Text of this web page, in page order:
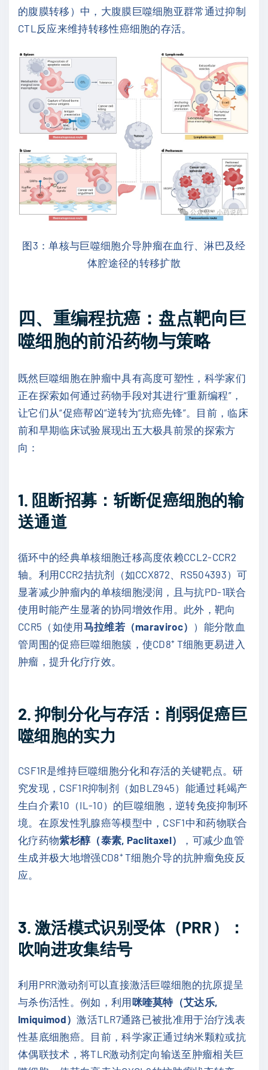
的腹膜转移）中，大腹膜巨噬细胞亚群常通过抑制
CTL反应来维持转移性癌细胞的存活。
图3：单核与巨噬细胞介导肿瘤在血行、淋巴及经
体腔途径的转移扩散
四、重编程抗癌：盘点靶向巨
噬细胞的前沿药物与策略
既然巨噬细胞在肿瘤中具有高度可塑性，科学家们
正在探索如何通过药物手段对其进行“重新编程”，
让它们从“促癌帮凶”逆转为“抗癌先锋”。目前，临床
前和早期临床试验展现出五大极具前景的探索方
向：
1. 阻断招募：斩断促癌细胞的输
送通道
循环中的经典单核细胞迁移高度依赖CCL2-CCR2
轴。利用CCR2拮抗剂（如CCX872、RS504393）可
显著减少肿瘤内的单核细胞浸润，且与抗PD-1联合
使用时能产生显著的协同增效作用。此外，靶向
CCR5（如使用马拉维若（maraviroc） ）能分散血
管周围的促癌巨噬细胞簇，使CD8⁺ T细胞更易进入
肿瘤，提升化疗疗效。
2. 抑制分化与存活：削弱促癌巨
噬细胞的实力
CSF1R是维持巨噬细胞分化和存活的关键靶点。研
究发现，CSF1R抑制剂（如BLZ945）能通过耗竭产
生白介素10（IL-10）的巨噬细胞，逆转免疫抑制环
境。在原发性乳腺癌等模型中，CSF1中和药物联合
化疗药物紫杉醇（泰素, Paclitaxel）
，可减少血管
生成并极大地增强CD8⁺ T细胞介导的抗肿瘤免疫反
应。
3. 激活模式识别受体（PRR）：
吹响进攻集结号
利用PRR激动剂可以直接激活巨噬细胞的抗原提呈
与杀伤活性。例如，利用咪喹莫特（艾达乐,
Imiquimod）激活TLR7通路已被批准用于治疗浅表
性基底细胞癌。目前，科学家正通过纳米颗粒或抗
体偶联技术，将TLR激动剂定向输送至肿瘤相关巨